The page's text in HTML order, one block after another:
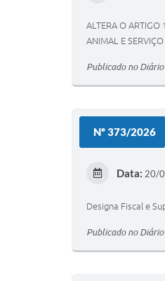
ALTERA O ARTIGO
ANIMAL E
Publicado no
Nº 373/2026
Data: 20/
Designa Fiscal e
Publicado no